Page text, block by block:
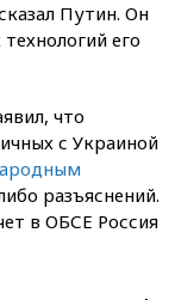
Путин. Он
его
что
с Украиной
разъяснений.
в ОБСЕ Россия